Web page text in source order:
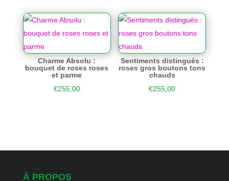
Charme Absolu :
bouquet de roses roses
et parme
€255,00
Sentiments distingués :
roses gros boutons tons
chauds
€255,00
À PROPOS